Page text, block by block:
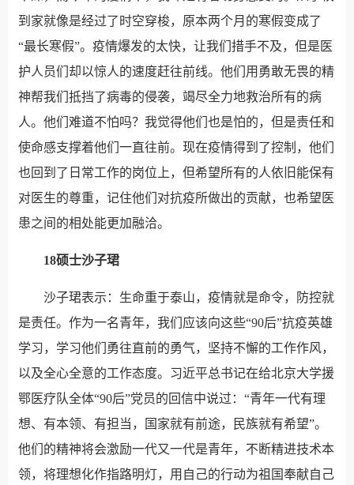
到家就像是经过了时空穿梭，原本两个月的寒假变成了
“最长寒假”。疫情爆发的太快，让我们措手不及，但是医
护人员们却以惊人的速度赶往前线。他们用勇敢无畏的精
神帮我们抵挡了病毒的侵袭，竭尽全力地救治所有的病
人。他们难道不怕吗？我觉得他们也是怕的，但是责任和
使命感支撑着他们一直往前。现在疫情得到了控制，他们
也回到了日常工作的岗位上，但希望所有的人依旧能保有
对医生的尊重，记住他们对抗疫所做出的贡献，也希望医
患之间的相处能更加融洽。
18硕士沙子珺
沙子珺表示：生命重于泰山，疫情就是命令，防控就
是责任。作为一名青年，我们应该向这些“90后”抗疫英雄
学习，学习他们勇往直前的勇气，坚持不懈的工作作风，
以及全心全意的工作态度。习近平总书记在给北京大学援
鄂医疗队全体“90后”党员的回信中说过：“青年一代有理
想、有本领、有担当，国家就有前途，民族就有希望”。
他们的精神将会激励一代又一代是青年，不断精进技术本
领，将理想化作指路明灯，用自己的行动为祖国奉献自己